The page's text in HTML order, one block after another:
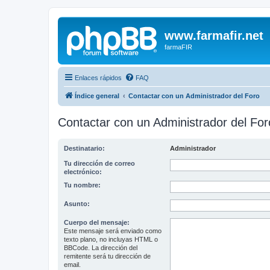
www.farmafir.net
farmaFIR
Enlaces rápidos FAQ
Índice general Contactar con un Administrador del Foro
Contactar con un Administrador del
Destinatario: Administrador
Tu dirección de correo
electrónico:
Tu nombre:
Asunto:
Cuerpo del mensaje:
Este mensaje será enviado como
texto plano, no incluyas HTML o
BBCode. La dirección del
remitente será tu dirección de
email.